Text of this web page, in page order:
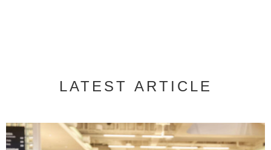
LATEST ARTICLE